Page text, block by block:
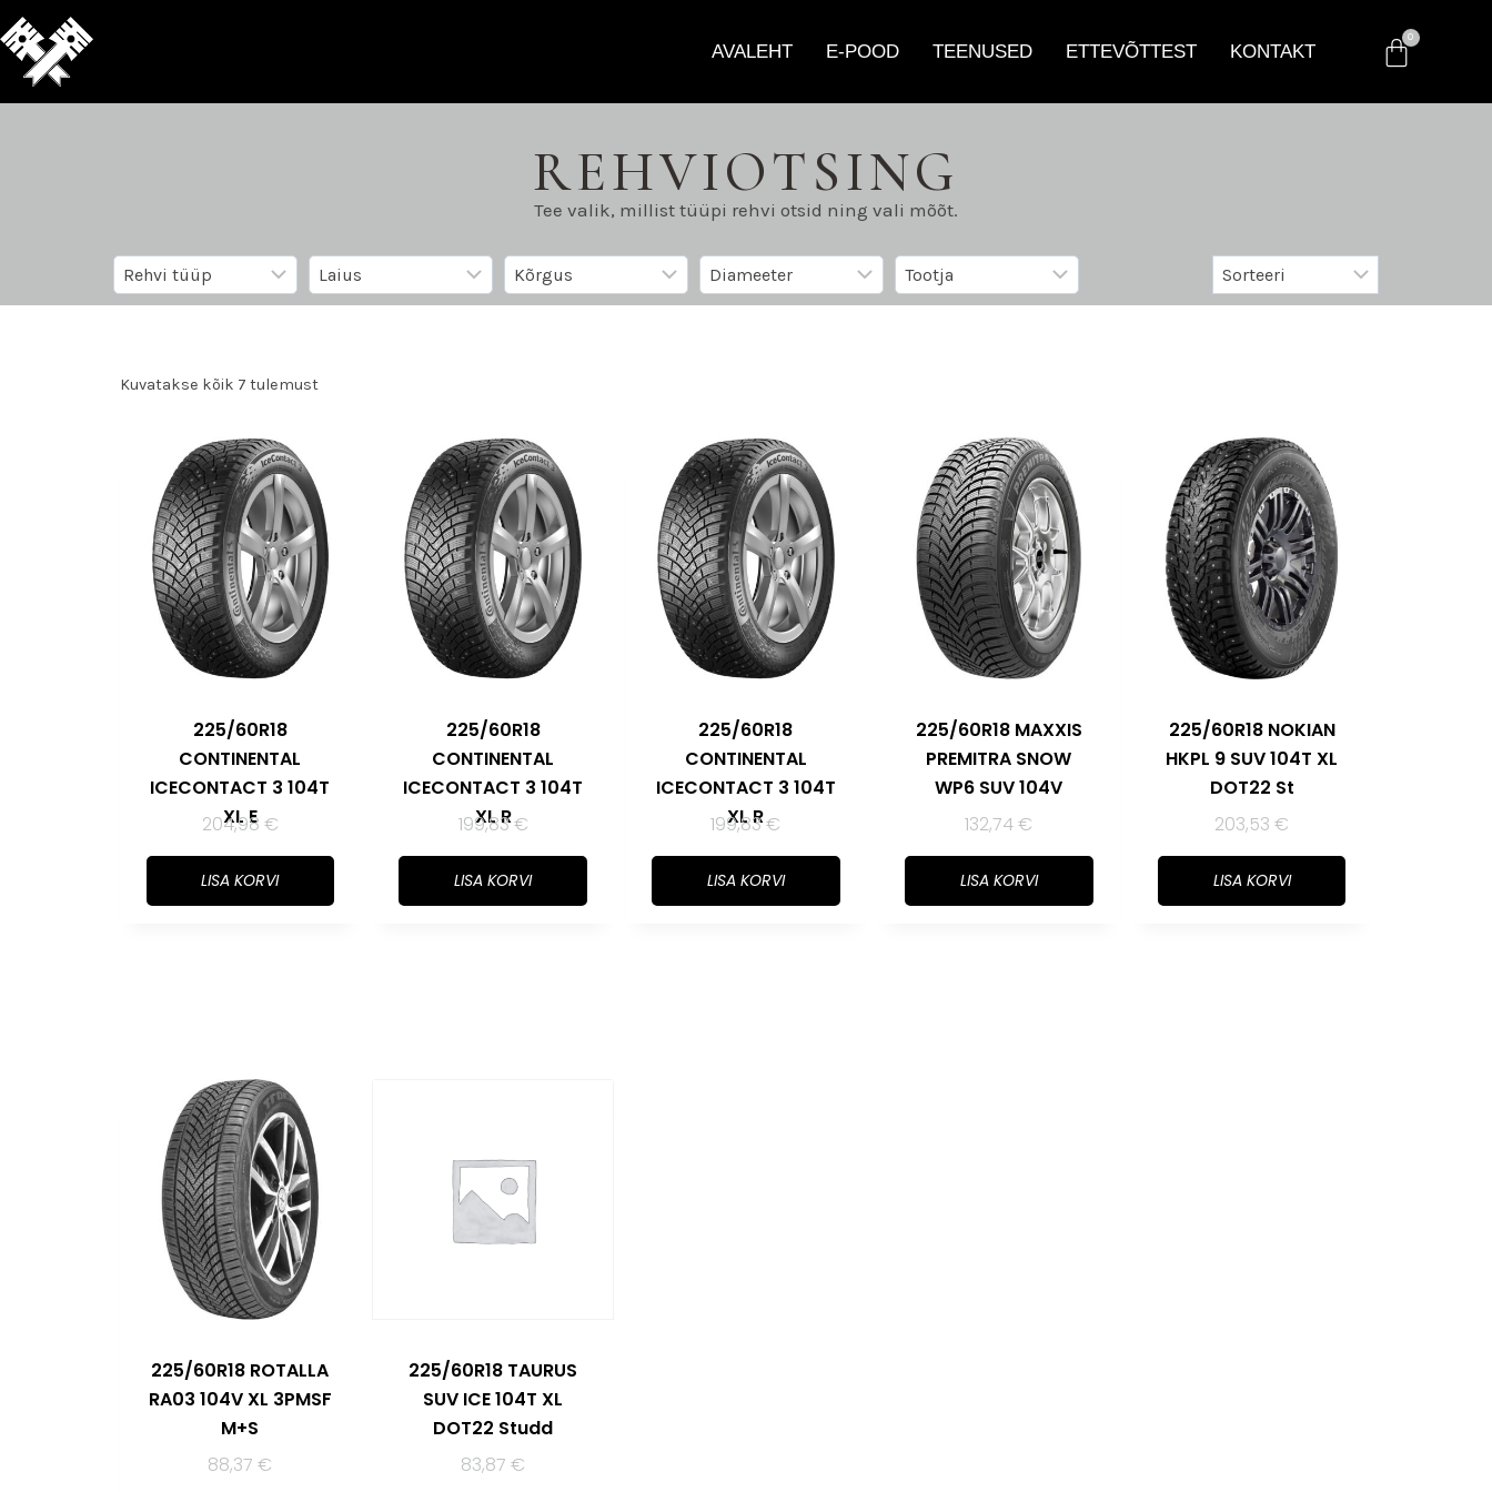
AVALEHT E-POOD TEENUSED ETTEVÕTTEST KONTAKT
REHVIOTSING
Tee valik, millist tüüpi rehvi otsid ning vali mõõt.
Kuvatakse kõik 7 tulemust
225/60R18
CONTINENTAL
ICECONTACT 3 104T
XL E
204,98 €
LISA KORVI
225/60R18
CONTINENTAL
ICECONTACT 3 104T
XL R
199,83€
LISA KORVI
225/60R18
CONTINENTAL
ICECONTACT 3 104T
XL R
199,83€
LISA KORVI
225/60R18 MAXXIS
PREMITRA SNOW
WP6 SUV 104V
132,74€
LISA KORVI
225/60R18 NOKIAN
HKPL 9 SUV 104T XL
DOT22 St
203,53€
LISA KORVI
225/60R18 ROTALLA
RA03 104V XL 3PMSF
M+S
88,37€
225/60R18 TAURUS
SUV ICE 104T XL
DOT22 Studd
83,87€